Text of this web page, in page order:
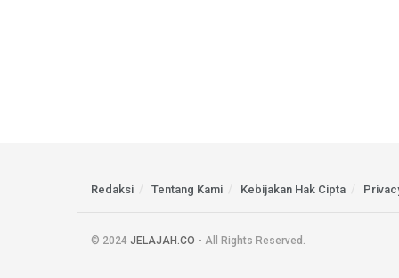
Redaksi Tentang Kami Kebijakan Hak Cipta
© 2024 JELAJAH.CO - All Rights Reserved.